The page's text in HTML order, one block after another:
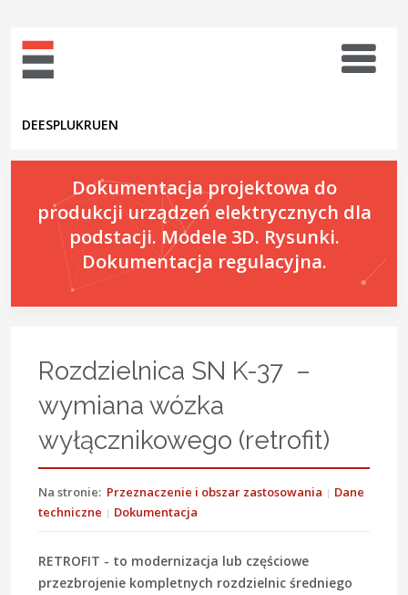
DEESPLUKRUEN
Dokumentacja projektowa do
produkcji urządzeń elektrycznych dla
podstacji. Modele 3D. Rysunki.
Dokumentacja regulacyjna.
Rozdzielnica SN K-37 –
wymiana wózka
wyłącznikowego (retrofit)
Na stronie: Przeznaczenie i obszar zastosowania
Dane
techniczne
Dokumentacja
RETROFIT - to modernizacja lub częściowe
przezbrojenie kompletnych rozdzielnic średniego